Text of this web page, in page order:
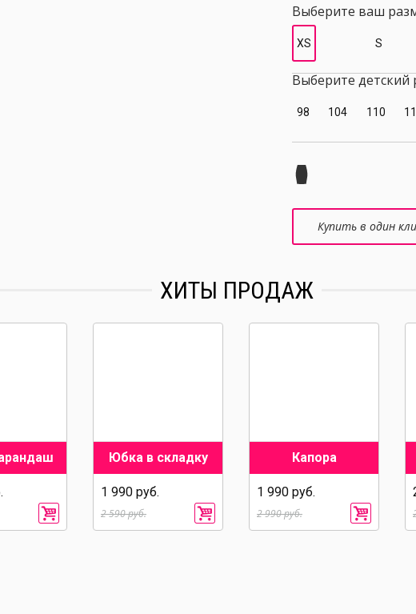
Выберите ваш
XS S
Выберите детский
98 104 110
Купить в один
ХИТЫ ПРОДАЖ
Юбка в складку
1 990 руб.
2 590 руб.
Капора
1 990 руб.
2 990 руб.